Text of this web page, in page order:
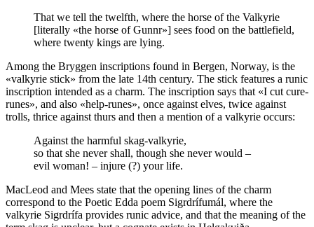
That we tell the twelfth, where the horse of the Valkyrie
[literally «the horse of Gunnr»] sees food on the battlefield,
where twenty kings are lying.
Among the Bryggen inscriptions found in Bergen, Norway, is the
«valkyrie stick» from the late 14th century. The stick features a runic
inscription intended as a charm. The inscription says that «I cut cure-
runes», and also «help-runes», once against elves, twice against
trolls, thrice against thurs and then a mention of a valkyrie occurs:
Against the harmful skag-valkyrie,
so that she never shall, though she never would –
evil woman! – injure (?) your life.
MacLeod and Mees state that the opening lines of the charm
correspond to the Poetic Edda poem Sigrdrífumál, where the
valkyrie Sigrdrífa provides runic advice, and that the meaning of the